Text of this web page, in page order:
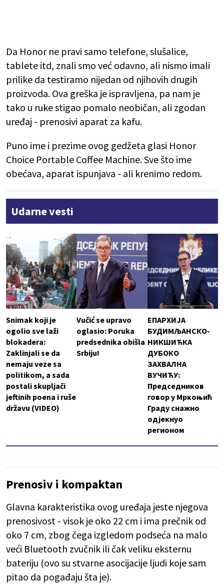
Da Honor ne pravi samo telefone, slušalice,
tablete itd, znali smo već odavno, ali nismo imali
prilike da testiramo nijedan od njihovih drugih
proizvoda. Ova greška je ispravljena, pa nam je
tako u ruke stigao pomalo neobičan, ali zgodan
uređaj - prenosivi aparat za kafu.
Puno ime i prezime ovog gedžeta glasi Honor
Choice Portable Coffee Machine. Sve što ime
obećava, aparat ispunjava - ali krenimo redom.
Udarne vesti
Snimak koji je
ogolio sve laži
blokadera:
Zaklinjali se da
nemaju veze sa
politikom, a sada
postali skupljači
jeftinih poena i ruše
državu (VIDEO)
Vučić se upravo
oglasio: Poruka
predsednika obišla
Srbiju!
ЕПАРХИЈА
БУДИМЉАНСКО-
НИКШИЋКА
ДУБОКО
ЗАХВАЛНА
ВУЧИЋУ:
Председников
говор у Мркоњић
Граду снажно
одјекнуо
регионом
Prenosiv i kompaktan
Glavna karakteristika ovog uređaja jeste njegova
prenosivost - visok je oko 22 cm i ima prečnik od
oko 7 cm, zbog čega izgledom podseća na malo
veći Bluetooth zvučnik ili čak veliku eksternu
bateriju (ovo su stvarne asocijacije ljudi koje sam
pitao da pogađaju šta je).